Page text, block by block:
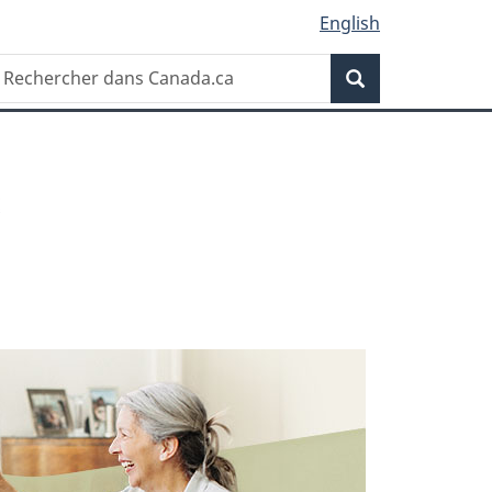
English
Rechercher
dans